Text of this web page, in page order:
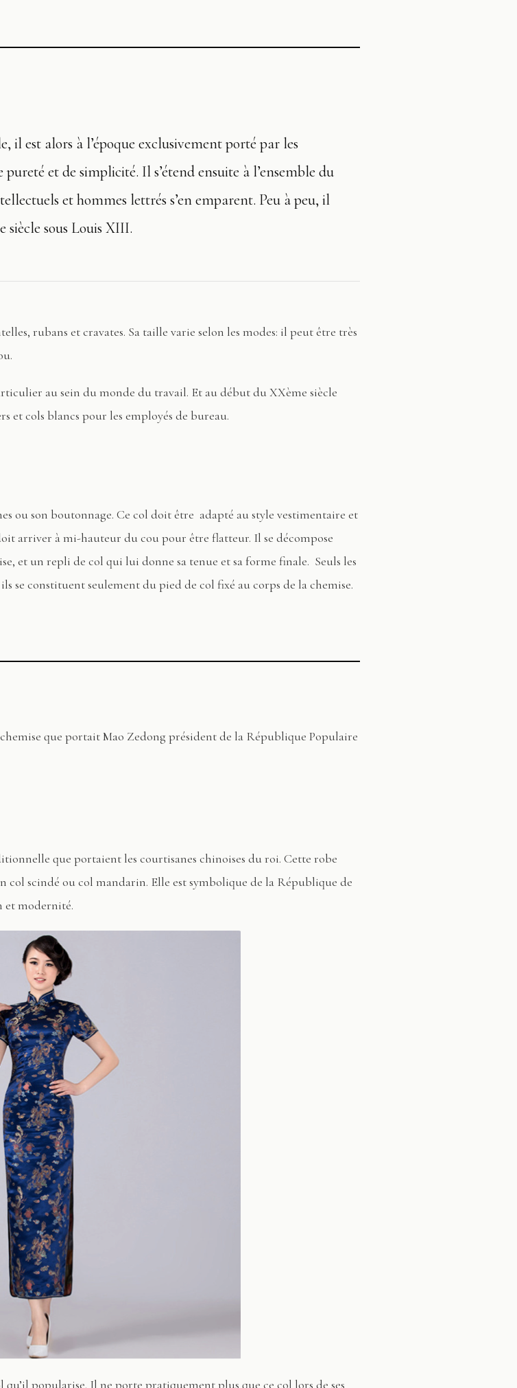
il est alors à l’époque exclusivement porté par les
et de simplicité. Il s’étend ensuite à l’ensemble du
et hommes lettrés s’en emparent. Peu à peu, il
siècle sous Louis XIII.
rubans et cravates. Sa taille varie selon les modes: il peut être très
au sein du monde du travail. Et au début du XXème siècle
et cols blancs pour les employés de bureau.
ou son boutonnage. Ce col doit être adapté au style vestimentaire et
arriver à mi-hauteur du cou pour être flatteur. Il se décompose
et un repli de col qui lui donne sa tenue et sa forme finale. Seuls les
se constituent seulement du pied de col fixé au corps de la chemise.
que portait Mao Zedong président de la République Populaire
que portaient les courtisanes chinoises du roi. Cette robe
col scindé ou col mandarin. Elle est symbolique de la République de
et modernité.
qu’il popularise. Il ne porte pratiquement plus que ce col lors de ses